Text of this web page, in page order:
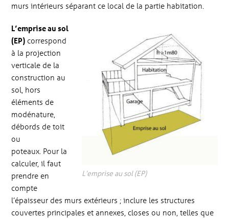
murs intérieurs séparant ce local de la partie habitation.
L’emprise au sol (EP)
L’emprise au sol
(EP) correspond
à la projection
verticale de la
construction au
sol, hors
éléments de
modénature,
débords de toit
ou
poteaux. Pour la
calculer, il faut
prendre en
compte
l’épaisseur des murs extérieurs ; inclure les structures
couvertes principales et annexes, closes ou non, telles que